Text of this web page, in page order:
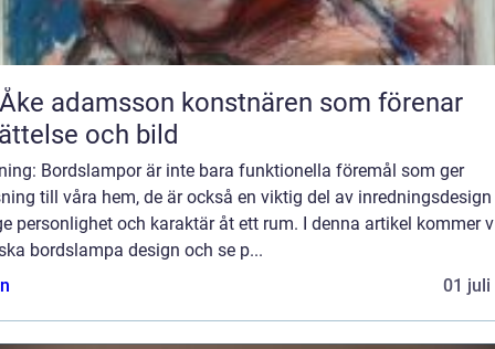
konstnären som förenar
och bild
Bordslampor är inte bara funktionella föremål som ger
till våra hem, de är också en viktig del av
personlighet och karaktär åt ett rum. I denna artikel kommer
bordslampa design och se p...
01 juli